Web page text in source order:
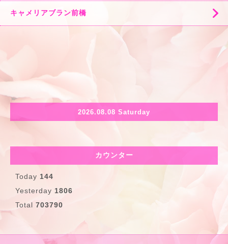
キャメリアブラン前橋
2026.08.08 Saturday
カウンター
Today 144
Yesterday 1806
Total 703790